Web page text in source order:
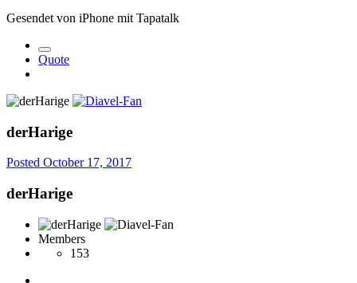
Gesendet von iPhone mit Tapatalk
Quote
derHarige
Posted October 17, 2017
derHarige
Members
153